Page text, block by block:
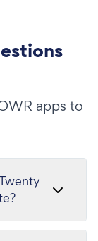
apps to